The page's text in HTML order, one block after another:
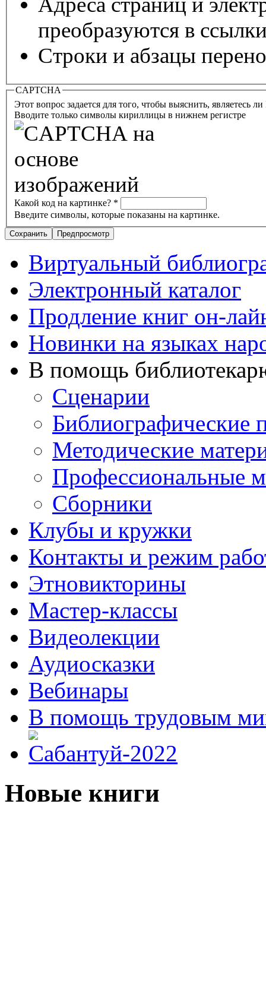
преобразуются в
Строки и абзацы
CAPTCHA
Этот вопрос задается для того, чтобы выяснить, являетесь
Вводите только символы кириллицы в нижнем регистре
Какой код на картинке? *
Введите символы, которые показаны на картинке.
Виртуальный
Электронный каталог
Продление книг он-
Новинки на языках
В помощь
Сценарии
Библиографические
Методические
Профессиональные
Сборники
Клубы и кружки
Контакты и режим
Этновикторины
Мастер-классы
Видеолекции
Аудиосказки
Вебинары
В помощь трудовым
Новые книги